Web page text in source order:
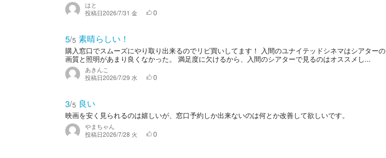
はと
投稿日2026/7/31 金 0
5/5 素晴らしい！
購入窓口でスムーズにやり取り出来るのでリピ買いしてます！ 入間のユナイテッドシネマはシアターの
画質と照明があまり良くなかった。 満足度に欠けるから、入間のシアターで見るのはオススメし...
あきんこ
投稿日2026/7/29 水 0
3/5 良い
映画を安く見られるのは嬉しいが、窓口予約しか出来ないのは何とか改善して欲しいです。
やまちゃん
投稿日2026/7/28 火 0